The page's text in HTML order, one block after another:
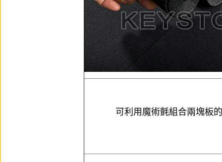
可利用魔術氈組合兩塊板